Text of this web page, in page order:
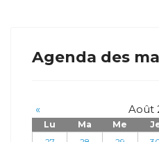
Agenda des
« Août
Lu Ma Me